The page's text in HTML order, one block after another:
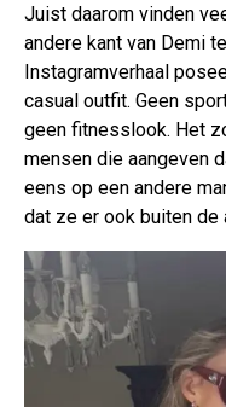
Juist daarom vinden
andere kant van Demi
Instagramverhaal
casual outfit. Geen
geen fitnesslook. Het
mensen die aangeven
eens op een andere
dat ze er ook buiten